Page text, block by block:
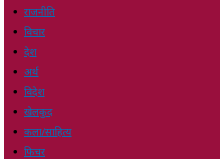
राजनीति
विचार
देश
अर्थ
विदेश
खेलकुद
कला/साहित्य
फिचर